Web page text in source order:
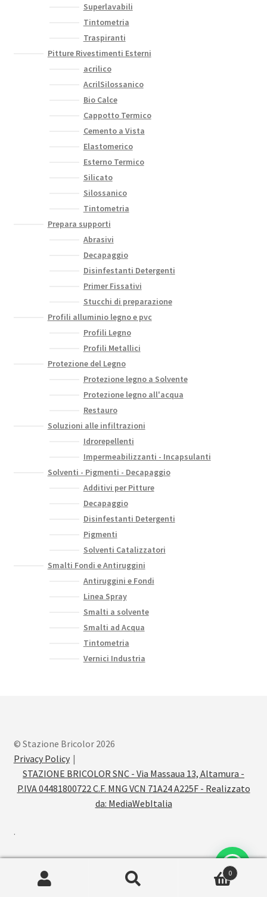
Superlavabili
Tintometria
Traspiranti
Pitture Rivestimenti Esterni
acrilico
AcrilSilossanico
Bio Calce
Cappotto Termico
Cemento a Vista
Elastomerico
Esterno Termico
Silicato
Silossanico
Tintometria
Prepara supporti
Abrasivi
Decapaggio
Disinfestanti Detergenti
Primer Fissativi
Stucchi di preparazione
Profili alluminio legno e pvc
Profili Legno
Profili Metallici
Protezione del Legno
Protezione legno a Solvente
Protezione legno all'acqua
Restauro
Soluzioni alle infiltrazioni
Idrorepellenti
Impermeabilizzanti - Incapsulanti
Solventi - Pigmenti - Decapaggio
Additivi per Pitture
Decapaggio
Disinfestanti Detergenti
Pigmenti
Solventi Catalizzatori
Smalti Fondi e Antiruggini
Antiruggini e Fondi
Linea Spray
Smalti a solvente
Smalti ad Acqua
Tintometria
Vernici Industria
© Stazione Bricolor 2026
Privacy Policy
STAZIONE BRICOLOR SNC - Via Massaua 13, Altamura -
P.IVA 04481800722 C.F. MNG VCN 71A24 A225F - Realizzato
da: MediaWebItalia
.
0